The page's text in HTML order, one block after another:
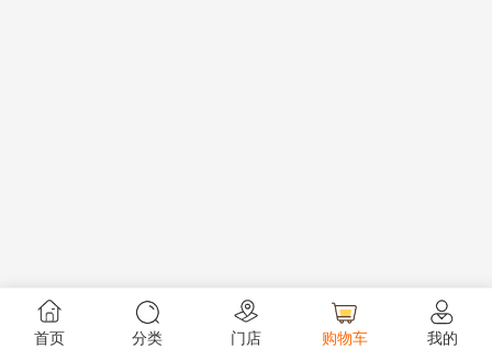
首页 分类 门店 购物车 我的